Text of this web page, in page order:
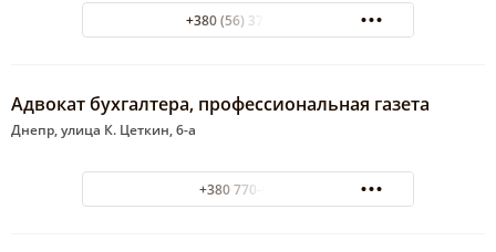
+380 (56) 370-40-84
Адвокат бухгалтера, профессиональная газета
Днепр, улица К. Цеткин, 6-а
+380 770-65-31